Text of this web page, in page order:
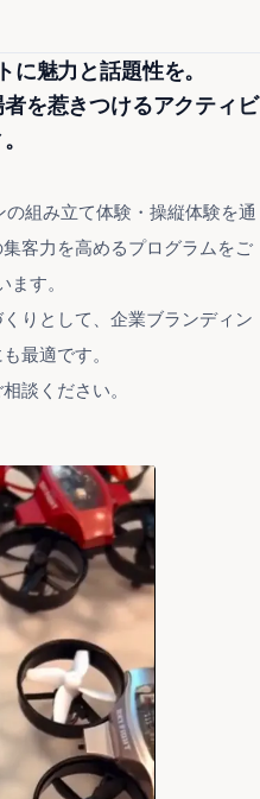
に魅力と話題性を。
を惹きつけるアクティビ
組み立て体験・操縦体験を通
客力を高めるプログラムをご
ます。
りとして、企業ブランディン
最適です。
談ください。